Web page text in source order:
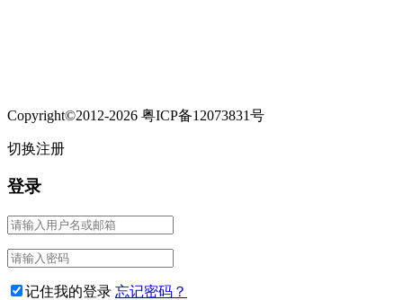
Copyright©2012-2026 粤ICP备12073831号
切换注册
登录
记住我的登录 忘记密码？